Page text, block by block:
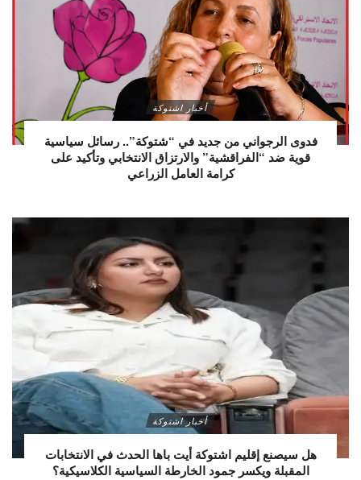
أخبار اشتوكة
فدوى الرجواني من جديد في “شتوكة”.. رسائل سياسية
قوية ضد “الفراقشية” والارتزاق الانتخابي وتأكيد على
كرامة العامل الزراعي
أخبار اشتوكة
هل سيصنع إقليم اشتوكة أيت باها الحدث في الانتخابات
المقبلة ويكسر جمود الخارطة السياسية الكلاسيكية؟